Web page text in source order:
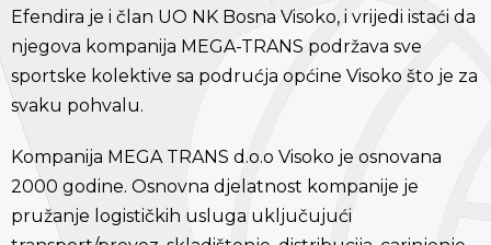
Efendira je i član UO NK Bosna Visoko, i vrijedi istaći da
njegova kompanija MEGA-TRANS podržava sve
sportske kolektive sa podrućja općine Visoko što je za
svaku pohvalu.
Kompanija MEGA TRANS d.o.o Visoko je osnovana
2000 godine. Osnovna djelatnost kompanije je
pružanje logističkih usluga uključujući